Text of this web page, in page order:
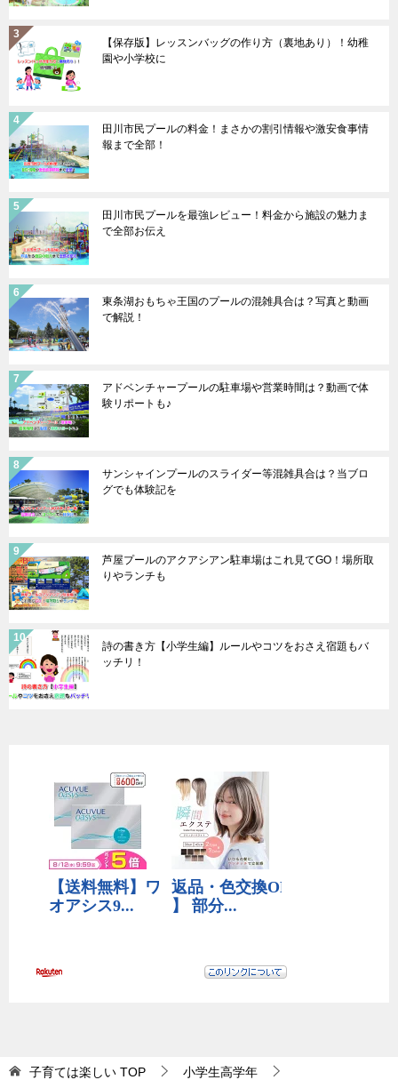
【保存版】レッスンバッグの作り方（裏地あり）！幼稚
園や小学校に
田川市民プールの料金！まさかの割引情報や激安食事情
報まで全部！
田川市民プールを最強レビュー！料金から施設の魅力ま
で全部お伝え
東条湖おもちゃ王国のプールの混雑具合は？写真と動画
で解説！
アドベンチャープールの駐車場や営業時間は？動画で体
験リポートも♪
サンシャインプールのスライダー等混雑具合は？当ブロ
グでも体験記を
芦屋プールのアクアシアン駐車場はこれ見てGO！場所取
りやランチも
詩の書き方【小学生編】ルールやコツをおさえ宿題もバ
ッチリ！
子育ては楽しい TOP 小学生高学年